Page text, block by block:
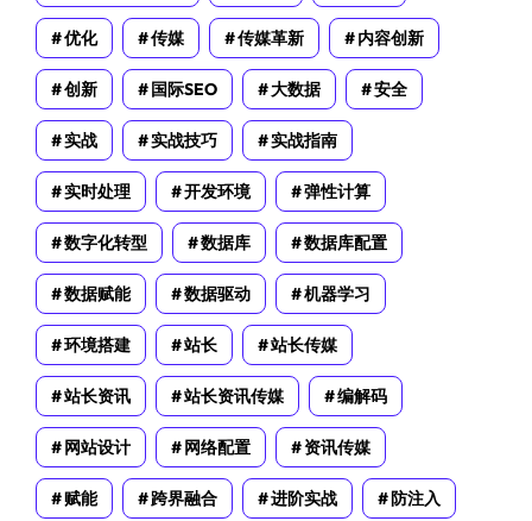
优化 传媒 传媒革新 内容创新
创新 国际SEO 大数据 安全
实战 实战技巧 实战指南
实时处理 开发环境 弹性计算
数字化转型 数据库 数据库配置
数据赋能 数据驱动 机器学习
环境搭建 站长 站长传媒
站长资讯 站长资讯传媒 编解码
网站设计 网络配置 资讯传媒
赋能 跨界融合 进阶实战 防注入